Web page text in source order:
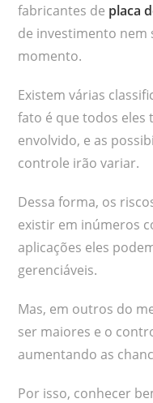
fabricantes de placa
de investimento nem
momento.
Existem várias
fato é que todos eles
envolvido, e as
controle irão variar.
Dessa forma, os
existir em inúmeros
aplicações eles
gerenciáveis.
Mas, em outros do
ser maiores e o
aumentando as
Por isso, conhecer